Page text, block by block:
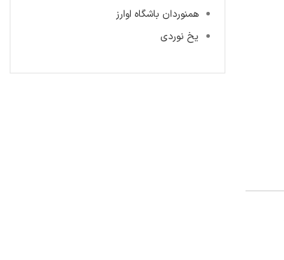
همنوردان باشگاه اوارز
یخ نوردی